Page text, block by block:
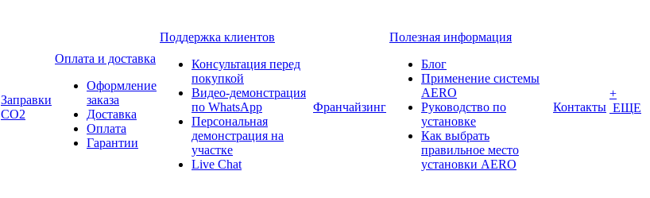
Заправки
CO2
Оплата и доставка
Оформление
заказа
Доставка
Оплата
Гарантии
Поддержка клиентов
Консультация перед
покупкой
Видео-демонстрация
по WhatsApp
Персональная
демонстрация на
участке
Live Chat
Франчайзинг
Полезная информация
Блог
Применение системы
AERO
Руководство по
установке
Как выбрать
правильное место
установки AERO
Контакты
+
ЕЩЕ